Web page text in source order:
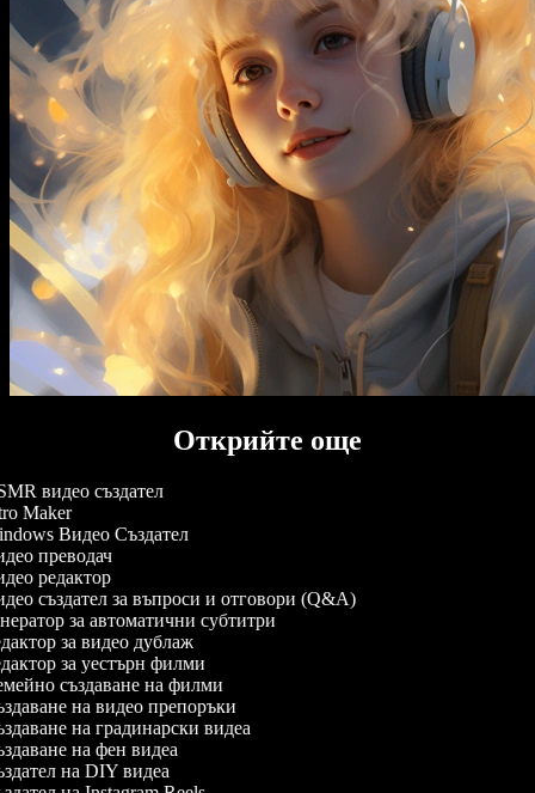
Открийте още
видео създател
Maker
Видео Създател
преводач
редактор
създател за въпроси и отговори (Q&A)
за автоматични субтитри
за видео дублаж
за уестърн филми
създаване на филми
на видео препоръки
на градинарски видеа
на фен видеа
на DIY видеа